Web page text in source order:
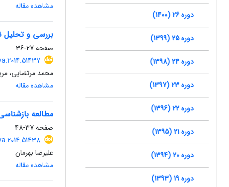
مشاهده مقاله
بررسی و تحلیل
صفحه27-36
محمد مرتضایی،
مشاهده مقاله
مطالعه
صفحه37-48
علیرضا بهرمان
مشاهده مقاله
دوره 26 (1400)
دوره 25 (1399)
دوره 24 (1398)
دوره 23 (1397)
دوره 22 (1396)
دوره 21 (1395)
دوره 20 (1394)
دوره 19 (1393)